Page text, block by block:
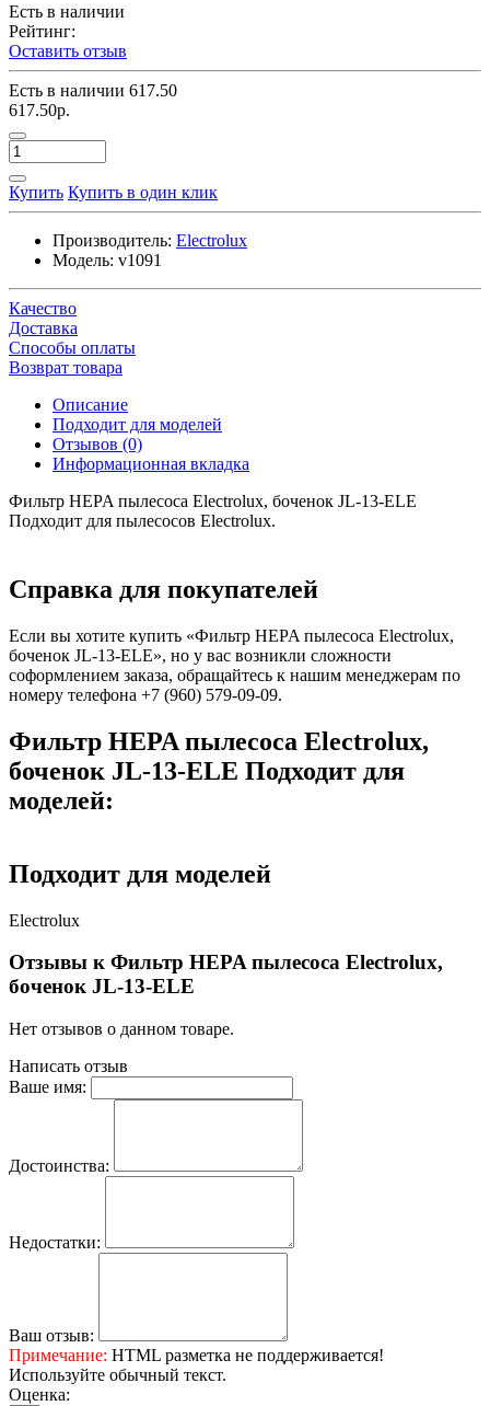
Есть в наличии
Рейтинг:
Оставить отзыв
Есть в наличии 617.50
617.50р.
Купить Купить в один клик
Производитель: Electrolux
Модель: v1091
Качество
Доставка
Способы оплаты
Возврат товара
Описание
Подходит для моделей
Отзывов (0)
Информационная вкладка
Фильтр HEPA пылесоса Electrolux, боченок JL-13-ELE
Подходит для пылесосов Electrolux.
Справка для покупателей
Если вы хотите купить «Фильтр HEPA пылесоса Electrolux,
боченок JL-13-ELE», но у вас возникли сложности
соформлением заказа, обращайтесь к нашим менеджерам по
номеру телефона +7 (960) 579-09-09.
Фильтр HEPA пылесоса Electrolux,
боченок JL-13-ELE Подходит для
моделей:
Подходит для моделей
Electrolux
Отзывы к Фильтр HEPA пылесоса Electrolux,
боченок JL-13-ELE
Нет отзывов о данном товаре.
Написать отзыв
Ваше имя:
Достоинства:
Недостатки:
Ваш отзыв:
Примечание: HTML разметка не поддерживается!
Используйте обычный текст.
Оценка: